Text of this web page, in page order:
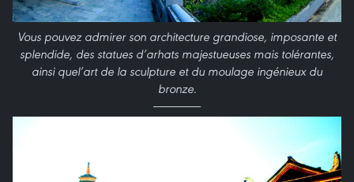
Vous pouvez admirer son architecture grandiose, imposante et
splendide, des statues d’arhats majestueuses mais tolérantes,
ainsi quel’art de la sculpture et du moulage ingénieux du
bronze.